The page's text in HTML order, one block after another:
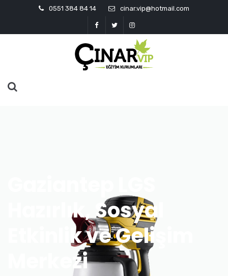
0551 384 84 14 cinar.vip@hotmail.com
Hazırlık, Sosyal
Etkinlik ve Gelişim
Merkezi